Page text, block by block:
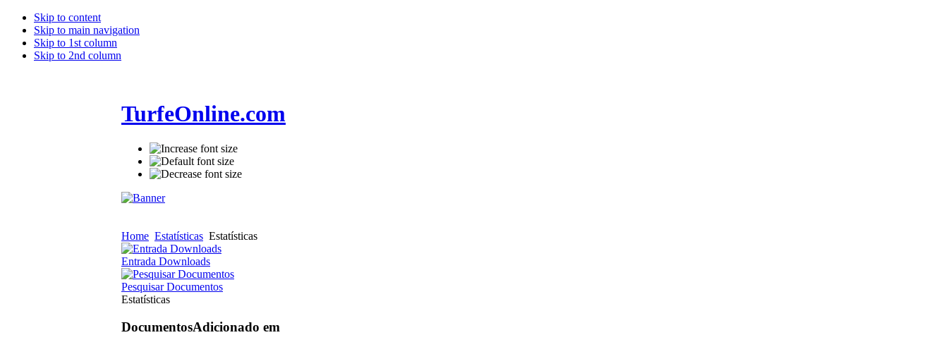
Skip to content
Skip to main navigation
Skip to 1st column
Skip to 2nd column
TurfeOnline.com
Home Estatísticas Estatísticas
Entrada Downloads
Pesquisar Documentos
Estatísticas
DocumentosAdicionado em